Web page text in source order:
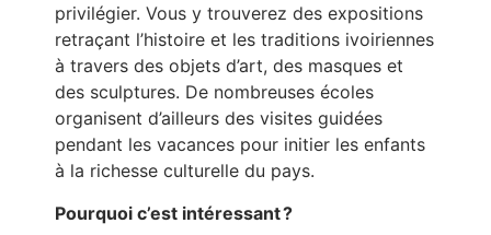
privilégier. Vous y trouverez des expositions
retraçant l’histoire et les traditions ivoiriennes
à travers des objets d’art, des masques et
des sculptures. De nombreuses écoles
organisent d’ailleurs des visites guidées
pendant les vacances pour initier les enfants
à la richesse culturelle du pays.
Pourquoi c’est intéressant ?